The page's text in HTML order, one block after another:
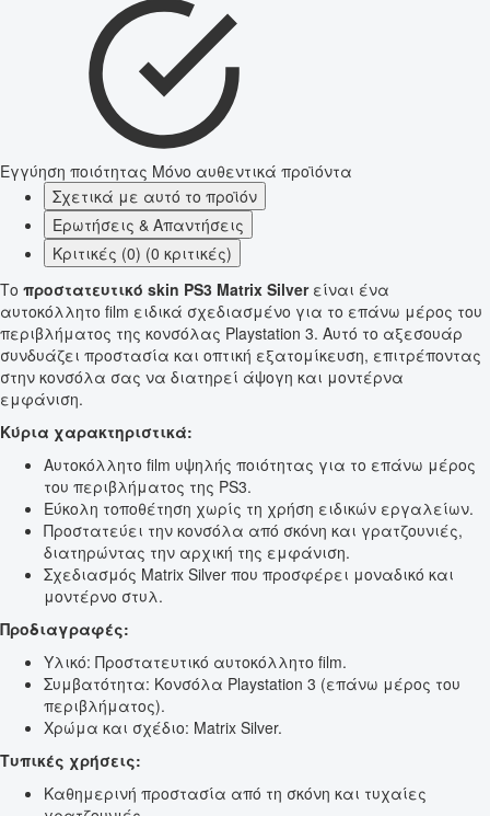
Εγγύηση ποιότητας Μόνο αυθεντικά προϊόντα
Σχετικά με αυτό το προϊόν
Ερωτήσεις & Απαντήσεις
Κριτικές (0) (0 κριτικές)
Το προστατευτικό skin PS3 Matrix Silverείναι ένα
αυτοκόλλητο film ειδικά σχεδιασμένο για το επάνω μέρος του
περιβλήματος της κονσόλας Playstation 3. Αυτό το αξεσουάρ
συνδυάζει προστασία και οπτική εξατομίκευση, επιτρέποντας
στην κονσόλα σας να διατηρεί άψογη και μοντέρνα
εμφάνιση.
Κύρια χαρακτηριστικά:
Αυτοκόλλητο film υψηλής ποιότητας για το επάνω μέρος
του περιβλήματος της PS3.
Εύκολη τοποθέτηση χωρίς τη χρήση ειδικών εργαλείων.
Προστατεύει την κονσόλα από σκόνη και γρατζουνιές,
διατηρώντας την αρχική της εμφάνιση.
Σχεδιασμός Matrix Silver που προσφέρει μοναδικό και
μοντέρνο στυλ.
Προδιαγραφές:
Υλικό: Προστατευτικό αυτοκόλλητο film.
Συμβατότητα: Κονσόλα Playstation 3 (επάνω μέρος του
περιβλήματος).
Χρώμα και σχέδιο: Matrix Silver.
Τυπικές χρήσεις:
Καθημερινή προστασία από τη σκόνη και τυχαίες